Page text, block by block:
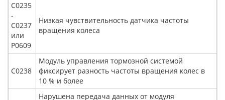
С0235
-
С0237
или
Р0609
Низкая чувствительность датчика частоты
вращения колеса
С0238
Модуль управления тормозной системой
фиксирует разность частоты вращения колес в
10 % и более
Нарушена передача данных от модуля